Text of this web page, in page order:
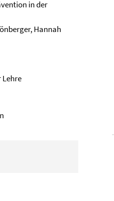
in der
Hannah
Lehre